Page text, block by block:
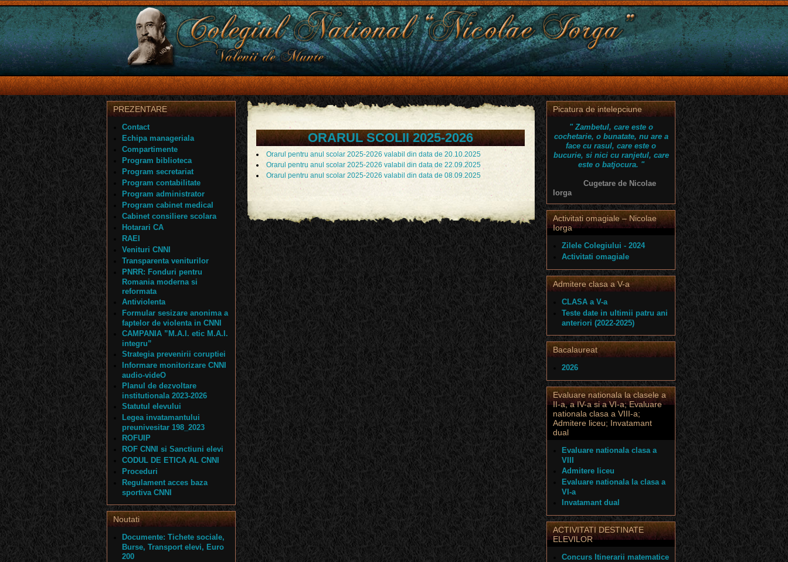
ORARUL SCOLII 2025-2026
Orarul pentru anul scolar 2025-2026 valabil din data de 20.10.2025
Orarul pentru anul scolar 2025-2026 valabil din data de 22.09.2025
Orarul pentru anul scolar 2025-2026 valabil din data de 08.09.2025
PREZENTARE
Contact
Echipa manageriala
Compartimente
Program biblioteca
Program secretariat
Program contabilitate
Program administrator
Program cabinet medical
Cabinet consiliere scolara
Hotarari CA
RAEI
Venituri CNNI
Transparenta veniturilor
PNRR: Fonduri pentru
Romania moderna si
reformata
Antiviolenta
Formular sesizare anonima a
faptelor de violenta in CNNI
CAMPANIA ”M.A.I. etic M.A.I.
integru”
Strategia prevenirii coruptiei
Informare monitorizare CNNI
audio-videO
Planul de dezvoltare
institutionala 2023-2026
Statutul elevului
Legea invatamantului
preunivesitar 198_2023
ROFUIP
ROF CNNI si Sanctiuni elevi
CODUL DE ETICA AL CNNI
Proceduri
Regulament acces baza
sportiva CNNI
Noutati
Documente: Tichete sociale,
Burse, Transport elevi, Euro
200
Picatura de intelepciune
" Zambetul, care este o
cochetarie, o bunatate, nu are a
face cu rasul, care este o
bucurie, si nici cu ranjetul, care
este o batjocura. "
Cugetare de Nicolae
Iorga
Activitati omagiale – Nicolae
Iorga
Zilele Colegiului - 2024
Activitati omagiale
Admitere clasa a V-a
CLASA a V-a
Teste date in ultimii patru ani
anteriori (2022-2025)
Bacalaureat
2026
Evaluare nationala la clasele a
II-a, a IV-a si a VI-a; Evaluare
nationala clasa a VIII-a;
Admitere liceu; Invatamant
dual
Evaluare nationala clasa a
VIII
Admitere liceu
Evaluare nationala la clasa a
VI-a
Invatamant dual
ACTIVITATI DESTINATE
ELEVILOR
Concurs Itinerarii matematice